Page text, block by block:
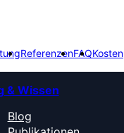
ReferenzenFAQKosten
& Wissen
Blog